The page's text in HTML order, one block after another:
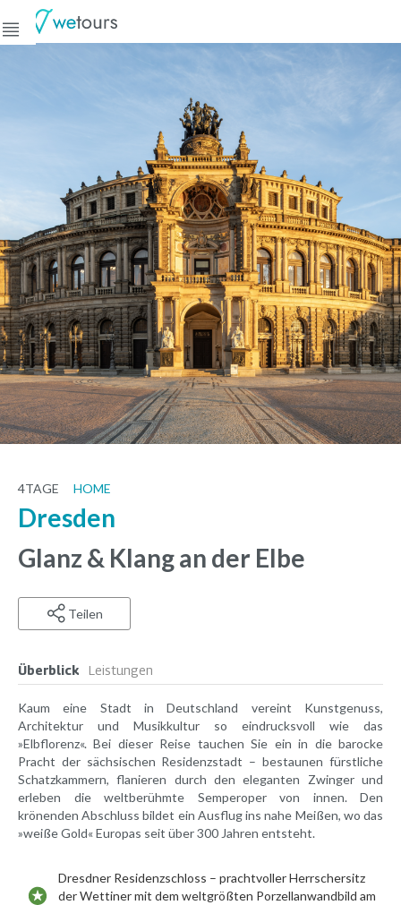
4TAGE HOME
Dresden
Glanz & Klang an der Elbe
Teilen
Überblick Leistungen
Kaum eine Stadt in Deutschland vereint Kunstgenuss,
Architektur und Musikkultur so eindrucksvoll wie das
»Elbflorenz«. Bei dieser Reise tauchen Sie ein in die barocke
Pracht der sächsischen Residenzstadt – bestaunen fürstliche
Schatzkammern, flanieren durch den eleganten Zwinger und
erleben die weltberühmte Semperoper von innen. Den
krönenden Abschluss bildet ein Ausflug ins nahe Meißen, wo das
»weiße Gold« Europas seit über 300 Jahren entsteht.
Dresdner Residenzschloss – prachtvoller Herrschersitz
der Wettiner mit dem weltgrößten Porzellanwandbild am